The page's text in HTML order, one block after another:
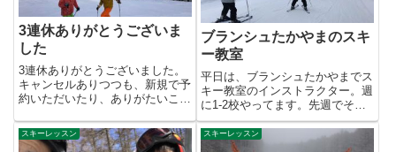
3連休ありがとうございま
した
3連休ありがとうございました。
キャンセルありつつも、新規で予
約いただいたり、ありがたいこと
況...
ブランシュたかやまのスキ
ー教室
平日は、ブランシュたかやまでス
キー教室のインストラクター。週
に1-2校やってます。先週でその
イントラが終了しました。今シ...
スキーレッスン スキーレッスン